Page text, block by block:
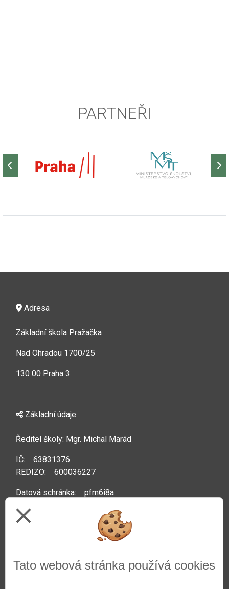
PARTNEŘI
Adresa
Základní škola Pražačka
Nad Ohradou 1700/25
130 00 Praha 3
Základní údaje
Ředitel školy: Mgr. Michal Marád
IČ: 63831376
REDIZO: 600036227
Datová schránka: pfm6i8a
Telefon: +420 222 592 044
close
Tato webová stránka používá cookies